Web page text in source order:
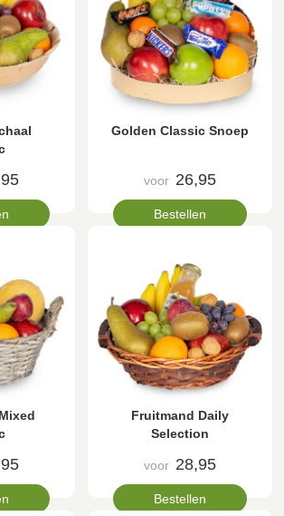
Golden Classic Snoep
voor 26,95
Bestellen
Fruitmand Daily
Selection
voor 28,95
Bestellen